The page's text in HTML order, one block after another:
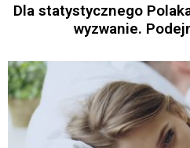
Dla statystycznego
wyzwanie.